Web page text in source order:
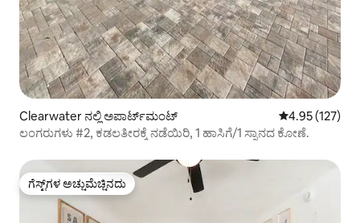
Clearwater ನಲ್ಲಿ ಅಪಾರ್ಟ್‌ಮಂಟ್ 5 ರಲ್ಲಿ 4.95
4.95 (127)
ಲಂಗರುಗಳು #2, ಕಡಲತೀರಕ್ಕೆ ನಡೆಯಿರಿ, 1 ಹಾಸಿಗೆ/1 ಸ್ನಾನದ ಕೋಣೆ.
ಗೆಸ್ಟ್‌ಗಳ ಅಚ್ಚುಮೆಚ್ಚಿನದು
ಗೆಸ್ಟ್‌ಗಳ ಅಚ್ಚುಮೆಚ್ಚಿನದು